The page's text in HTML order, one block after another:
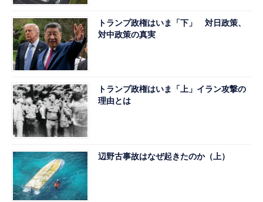
トランプ政権はいま「下」 対日政策、
対中政策の真実
トランプ政権はいま「上」イラン攻撃の
理由とは
辺野古事故はなぜ起きたのか（上）